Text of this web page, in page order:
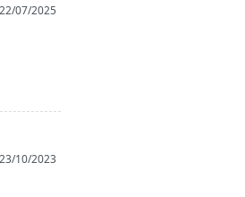
22/07/2025
23/10/2023